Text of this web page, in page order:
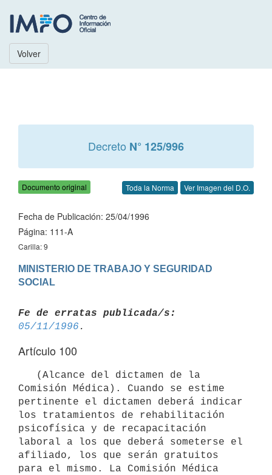
Volver
Decreto N° 125/996
Documento original Toda la Norma Ver Imagen del D.O.
Fecha de Publicación: 25/04/1996
Página: 111-A
Carilla: 9
MINISTERIO DE TRABAJO Y SEGURIDAD
Fe de erratas publicada/s:
05/11/1996
Artículo 100
Comisión Médica). Cuando se estime
pertinente el dictamen deberá indicar
los tratamientos de rehabilitación
psicofísica y de recapacitación
laboral a los que deberá someterse el
afiliado, los que serán gratuitos
para el mismo. La Comisión Médica